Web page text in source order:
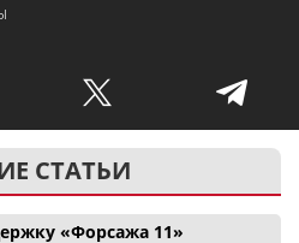
СТАТЬИ
«Форсажа 11»